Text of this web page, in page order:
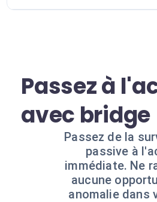
Passez à
avec bridge
Passez de la
passive à
immédiate. Ne
aucune
anomalie dans